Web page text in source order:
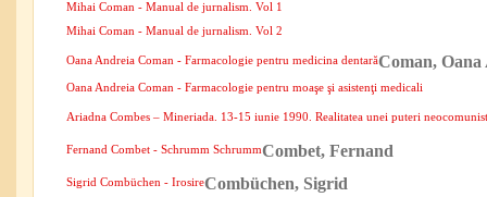
Mihai Coman - Manual de jurnalism. Vol 1
Mihai Coman - Manual de jurnalism. Vol 2
Coman,
Oana Andreia Coman - Farmacologie pentru medicina dentară
Oana Andreia Coman - Farmacologie pentru moaşe şi asistenţi medicali
Ariadna Combes – Mineriada. 13-15 iunie 1990. Realitatea unei puteri
Combet, Fernand
Fernand Combet - Schrumm Schrumm
Combüchen, Sigrid
Sigrid Combüchen - Irosire